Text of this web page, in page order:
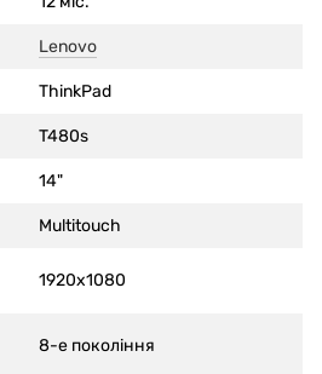
Lenovo
ThinkPad
T480s
14"
Multitouch
1920x1080
8-е покоління